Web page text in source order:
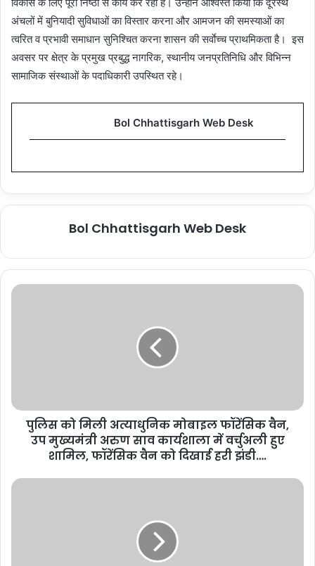
अंचलों में बुनियादी सुविधाओं का विस्तार करना और आमजन की समस्याओं का
त्वरित व प्रभावी समाधान सुनिश्चित करना शासन की सर्वाेच्च प्राथमिकता है। इस
अवसर पर क्षेत्र के प्रमुख प्रबुद्ध नागरिक, स्थानीय जनप्रतिनिधि और विभिन्न
सामाजिक संस्थाओं के पदाधिकारी उपस्थित रहे।
Bol Chhattisgarh Web Desk
Bol Chhattisgarh Web Desk
पुलिस को मिली अत्याधुनिक मोबाइल फॉरेंसिक वैन,
उप मुख्यमंत्री अरुण साव कार्यशाला में वर्चुअली हुए
शामिल, फॉरेंसिक वैन को दिखाई हरी झंडी….